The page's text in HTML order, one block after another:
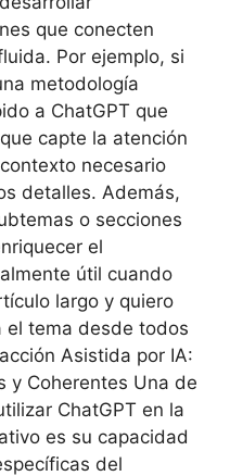
que conecten
Por ejemplo, si
metodología
a ChatGPT que
capte la atención
necesario
detalles. Además,
o secciones
el
útil cuando
largo y quiero
el tema desde todos
Asistida por IA:
y Coherentes Una de
ChatGPT en la
es su capacidad
del